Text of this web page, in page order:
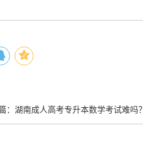
： 湖南成人高考专升本数学考试难吗？